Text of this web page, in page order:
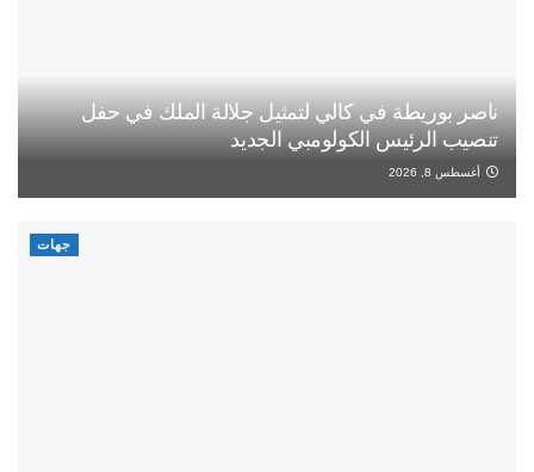
ناصر بوريطة في كالي لتمثيل جلالة الملك في حفل
تنصيب الرئيس الكولومبي الجديد
أغسطس 8, 2026
جهات